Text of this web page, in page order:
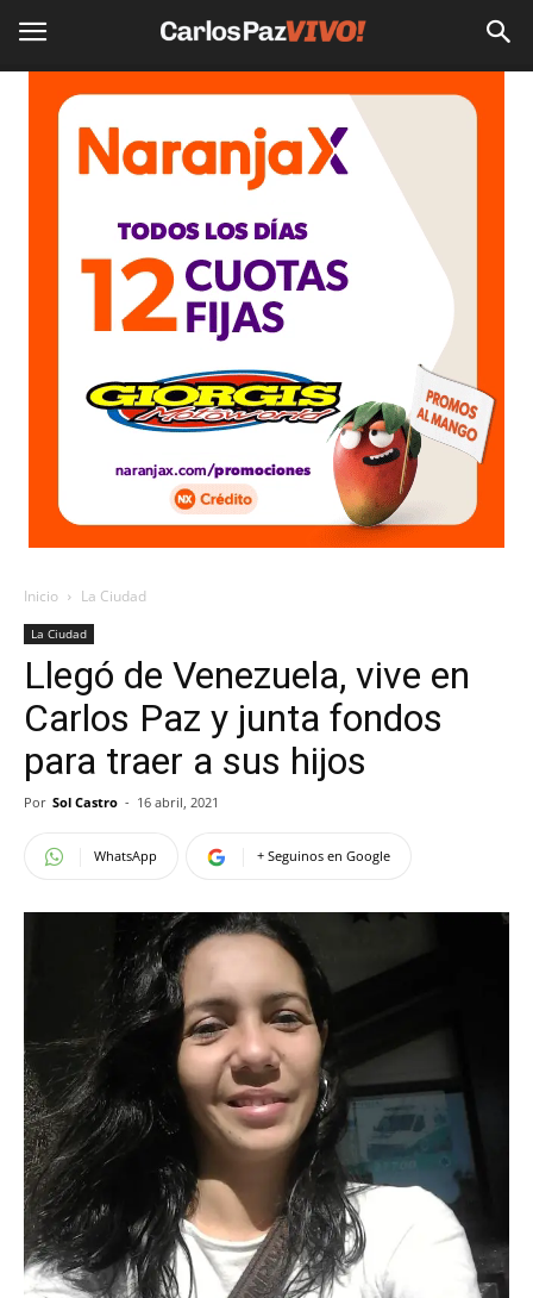
Inicio La Ciudad
La Ciudad
Llegó de Venezuela, vive en
Carlos Paz y junta fondos
para traer a sus hijos
Por Sol Castro - 16 abril, 2021
WhatsApp + Seguinos en Google